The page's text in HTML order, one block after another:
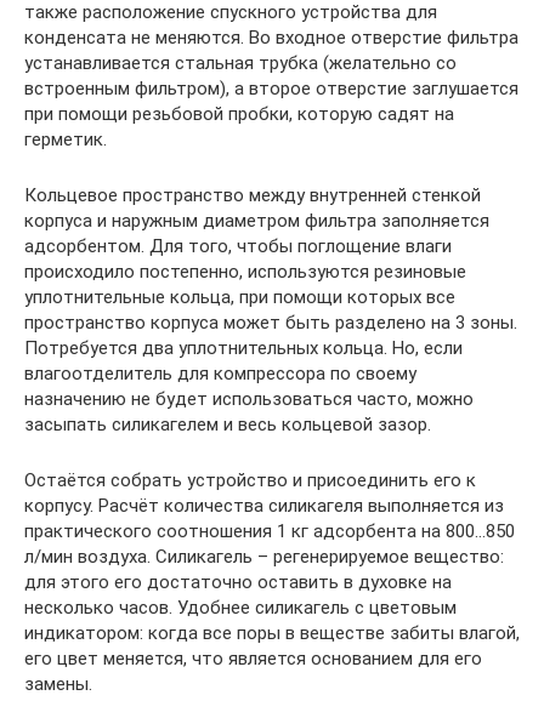
также расположение спускного устройства для
конденсата не меняются. Во входное отверстие фильтра
устанавливается стальная трубка (желательно со
встроенным фильтром), а второе отверстие заглушается
при помощи резьбовой пробки, которую садят на
герметик.
Кольцевое пространство между внутренней стенкой
корпуса и наружным диаметром фильтра заполняется
адсорбентом. Для того, чтобы поглощение влаги
происходило постепенно, используются резиновые
уплотнительные кольца, при помощи которых все
пространство корпуса может быть разделено на 3 зоны.
Потребуется два уплотнительных кольца. Но, если
влагоотделитель для компрессора по своему
назначению не будет использоваться часто, можно
засыпать силикагелем и весь кольцевой зазор.
Остаётся собрать устройство и присоединить его к
корпусу. Расчёт количества силикагеля выполняется из
практического соотношения 1 кг адсорбента на 800…850
л/мин воздуха. Силикагель – регенерируемое вещество:
для этого его достаточно оставить в духовке на
несколько часов. Удобнее силикагель с цветовым
индикатором: когда все поры в веществе забиты влагой,
его цвет меняется, что является основанием для его
замены.